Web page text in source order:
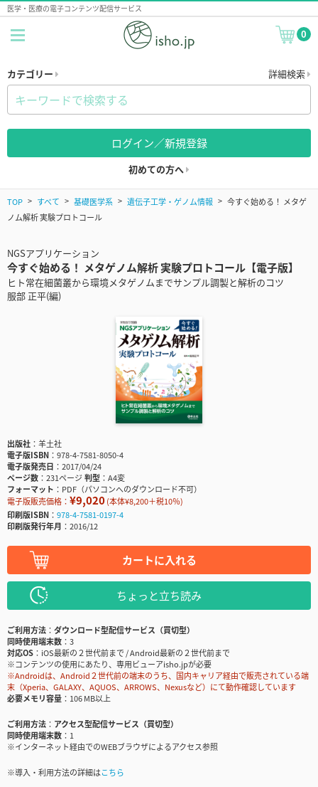
医学・医療の電子コンテンツ配信サービス
0
カテゴリー 詳細検索
ログイン／新規登録
初めての方へ
TOP すべて 基礎医学系 遺伝子工学・ゲノム情報
今すぐ始める！ メタゲ
ノム解析 実験プロトコール
NGSアプリケーション
今すぐ始める！ メタゲノム解析 実験プロトコール【電子版】
ヒト常在細菌叢から環境メタゲノムまでサンプル調製と解析のコツ
服部 正平(編)
出版社
羊土社
電子版ISBN
978-4-7581-8050-4
電子版発売日
2017/04/24
ページ数
231ページ判型
A4変
フォーマット
PDF（パソコンへのダウンロード不可）
電子版販売価格： ¥9,020(本体¥8,200＋税10％)
印刷版ISBN
978-4-7581-0197-4
印刷版発行年月
2016/12
カートに入れる
ちょっと立ち読み
ご利用方法
ダウンロード型配信サービス（買切型）
同時使用端末数
3
対応OS
iOS最新の２世代前まで / Android最新の２世代前まで
※コンテンツの使用にあたり、専用ビューアisho.jpが必要
※Androidは、Android２世代前の端末のうち、国内キャリア経由で販売されている端
末（Xperia、GALAXY、AQUOS、ARROWS、Nexusなど）にて動作確認しています
必要メモリ容量
106 MB以上
ご利用方法
アクセス型配信サービス（買切型）
同時使用端末数
1
※インターネット経由でのWEBブラウザによるアクセス参照
※導入・利用方法の詳細はこちら